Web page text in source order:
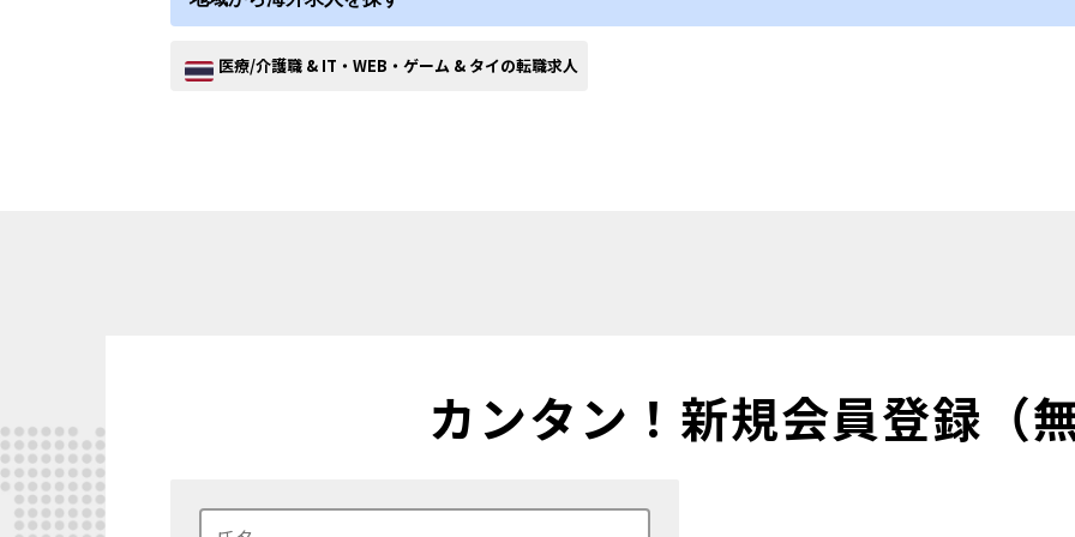
医療/介護職 & IT・WEB・ゲーム & タイの転職求人
カンタン！ 新規会員登録（